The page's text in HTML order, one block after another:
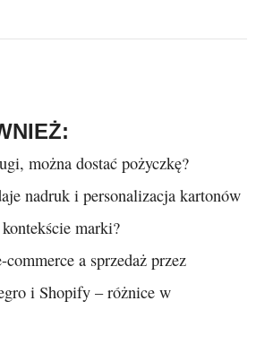
można dostać pożyczkę?
nadruk i personalizacja kartonów
marki?
commerce a sprzedaż przez
i Shopify – różnice w